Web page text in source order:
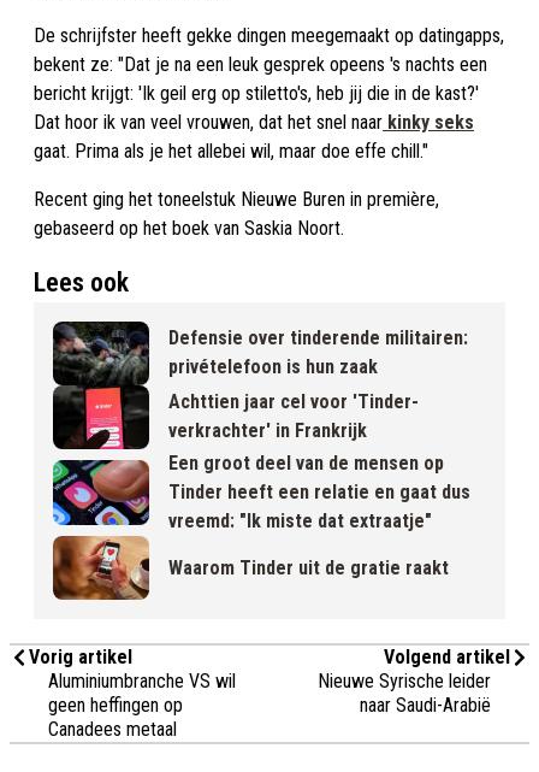
De schrijfster heeft gekke dingen meegemaakt op datingapps,
bekent ze: "Dat je na een leuk gesprek opeens 's nachts een
bericht krijgt: 'Ik geil erg op stiletto's, heb jij die in de kast?'
Dat hoor ik van veel vrouwen, dat het snel naar kinky seks
gaat. Prima als je het allebei wil, maar doe effe chill."
Recent ging het toneelstuk Nieuwe Buren in première,
gebaseerd op het boek van Saskia Noort.
Lees ook
Defensie over tinderende militairen:
privételefoon is hun zaak
Achttien jaar cel voor 'Tinder-
verkrachter' in Frankrijk
Een groot deel van de mensen op
Tinder heeft een relatie en gaat dus
vreemd: "Ik miste dat extraatje"
Waarom Tinder uit de gratie raakt
Vorig artikel
Aluminiumbranche VS wil
geen heffingen op
Canadees metaal
Volgend artikel
Nieuwe Syrische leider
naar Saudi-Arabië